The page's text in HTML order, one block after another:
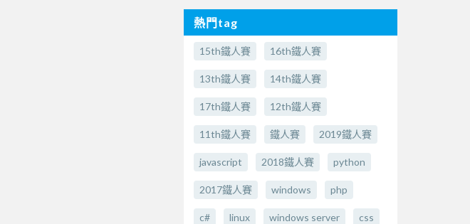
熱門tag
15th鐵人賽 16th鐵人賽
13th鐵人賽 14th鐵人賽
17th鐵人賽 12th鐵人賽
11th鐵人賽 鐵人賽 2019鐵人賽
javascript 2018鐵人賽 python
2017鐵人賽 windows php
c# linux windows server css